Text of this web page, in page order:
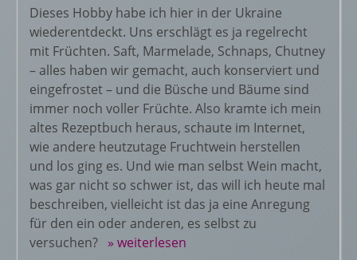
Dieses Hobby habe ich hier in der Ukraine
wiederentdeckt. Uns erschlägt es ja regelrecht
mit Früchten. Saft, Marmelade, Schnaps, Chutney
– alles haben wir gemacht, auch konserviert und
eingefrostet – und die Büsche und Bäume sind
immer noch voller Früchte. Also kramte ich mein
altes Rezeptbuch heraus, schaute im Internet,
wie andere heutzutage Fruchtwein herstellen
und los ging es. Und wie man selbst Wein macht,
was gar nicht so schwer ist, das will ich heute mal
beschreiben, vielleicht ist das ja eine Anregung
für den ein oder anderen, es selbst zu
versuchen? » weiterlesen